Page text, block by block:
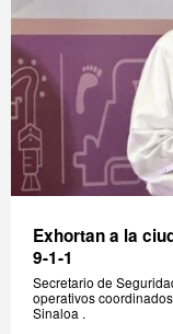
Exhortan a la
9-1-1
Secretario de
operativos
Sinaloa .